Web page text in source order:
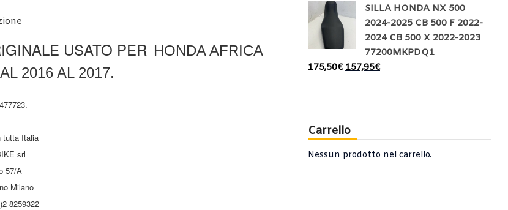
USATO PER HONDA AFRICA
2016 AL 2017.
tutta Italia
srl
57/A
Milano
8259322
SILLA HONDA NX 500
2024-2025 CB 500 F 2022-
2024 CB 500 X 2022-2023
77200MKPDQ1
175,50€ 157,95€
Carrello
Nessun prodotto nel carrello.